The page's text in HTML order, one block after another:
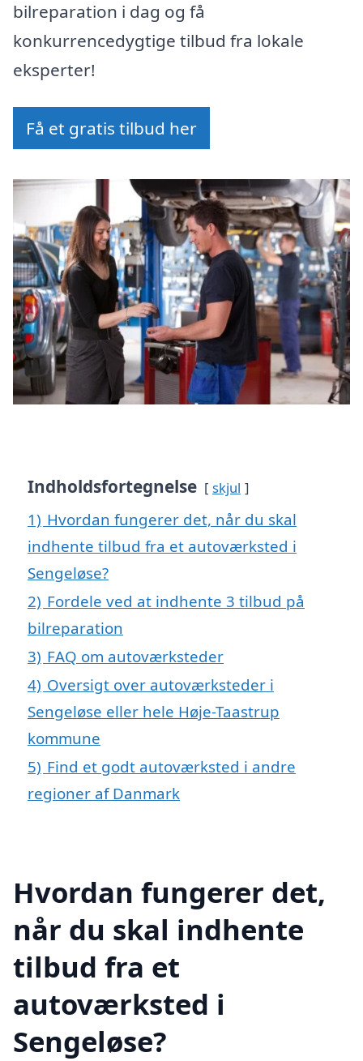
bilreparation i dag og få
konkurrencedygtige tilbud fra lokale
eksperter!
Få et gratis tilbud her
Indholdsfortegnelse skjul
1) Hvordan fungerer det, når du skal
indhente tilbud fra et autoværksted i
Sengeløse?
2) Fordele ved at indhente 3 tilbud på
bilreparation
3) FAQ om autoværksteder
4) Oversigt over autoværksteder i
Sengeløse eller hele Høje-Taastrup
kommune
5) Find et godt autoværksted i andre
regioner af Danmark
Hvordan fungerer det,
når du skal indhente
tilbud fra et
autoværksted i
Sengeløse?